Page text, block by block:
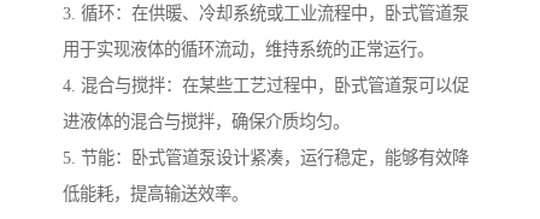
3. 循环：在供暖、冷却系统或工业流程中，卧式管道泵
用于实现液体的循环流动，维持系统的正常运行。
4. 混合与搅拌：在某些工艺过程中，卧式管道泵可以促
进液体的混合与搅拌，确保介质均匀。
5. 节能：卧式管道泵设计紧凑，运行稳定，能够有效降
低能耗，提高输送效率。